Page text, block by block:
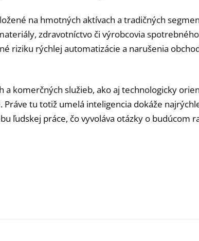
na hmotných aktívach a tradičných
zdravotníctvo či výrobcovia
riziku rýchlej automatizácie a narušenia
komerčných služieb, ako aj technologicky
tu totiž umelá inteligencia dokáže
ľudskej práce, čo vyvoláva otázky o budúcom